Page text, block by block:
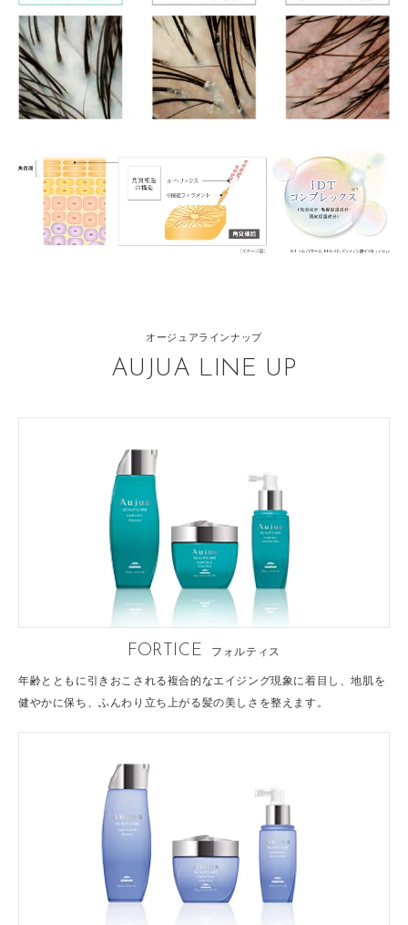
オージュアラインナップ
AUJUA LINE UP
FORTICE フォルティス
年齢とともに引きおこされる複合的なエイジング現象に着目し、地肌を
健やかに保ち、ふんわり立ち上がる髪の美しさを整えます。